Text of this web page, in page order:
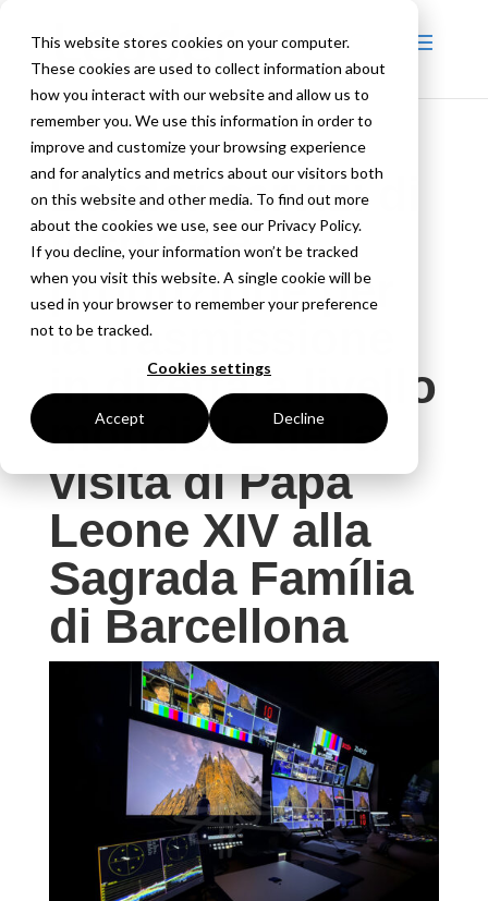
This website stores cookies on your computer.
These cookies are used to collect information about
how you interact with our website and allow us to
remember you. We use this information in order to
improve and customize your browsing experience
and for analytics and metrics about our visitors both
on this website and other media. To find out more
about the cookies we use, see our Privacy Policy.
If you decline, your information won’t be tracked
when you visit this website. A single cookie will be
used in your browser to remember your preference
not to be tracked.
Cookies settings
Accept Decline
Leader servizi di
tecnica e
produzione per
la trasmissione
in diretta a livello
mondiale della
visita di Papa
Leone XIV alla
Sagrada Família
di Barcellona